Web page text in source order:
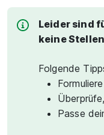
Leider sind
keine
Folgende
Passe